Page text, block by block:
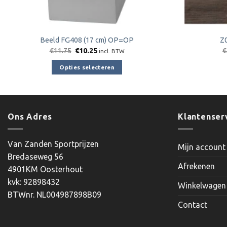
Beeld FG408 (17 cm) OP=OP
€11.75 Oorspronkelijke
€11.75.
€10.25Huidige
is:
€10.25.
incl. BTW
Opties selecteren
optie
op
€
Ons Adres
Van Zanden Sportprijzen
Bredaseweg 56
4901KM Oosterhout
kvk: 92898432
BTWnr. NL004987898B09
Mijn account
Afrekenen
Winkelwagen
Contact